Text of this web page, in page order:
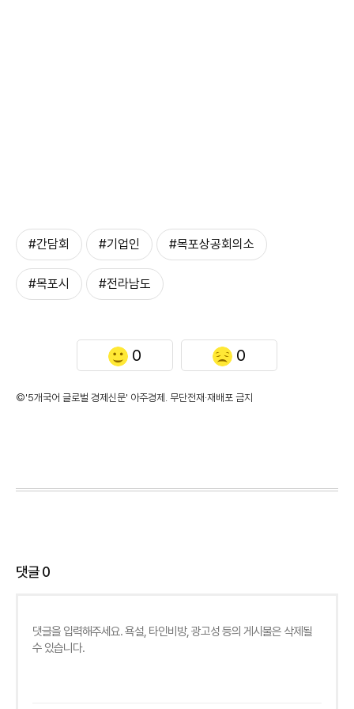
#간담회 #기업인 #목포상공회의소
#목포시 #전라남도
0 0
©'5개국어 글로벌 경제신문' 아주경제. 무단전재·재배포 금지
댓글0